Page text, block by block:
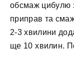
обсмаж цибулю
приправ та
2-3 хвилини
ще 10 хвилин.